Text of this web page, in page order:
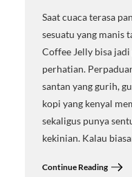
Saat cuaca terasa
sesuatu yang manis
Coffee Jelly bisa
perhatian.
santan yang gurih,
kopi yang kenyal
sekaligus punya
kekinian. Kalau
Continue Reading